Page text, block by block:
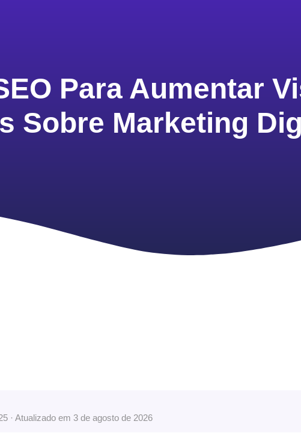
Para Aumentar
Sobre Marketing
· Atualizado em 3 de agosto de 2026